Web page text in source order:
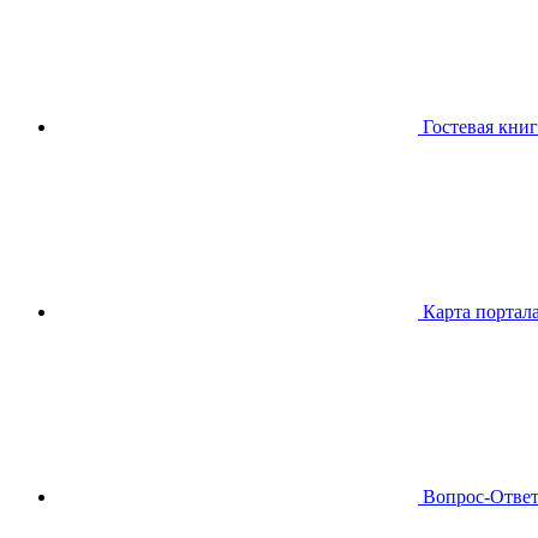
Гостевая
Карта
Вопрос-Ответ